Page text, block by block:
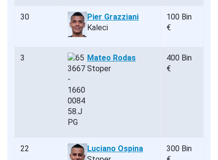
30
Pier Grazziani
Kaleci
100 Bin
€
3
Mateo Rodas
Stoper
400 Bin
€
22
Luciano Ospina
300 Bin